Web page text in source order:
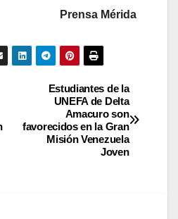
Prensa Mérida
Estudiantes de la
UNEFA de Delta
Amacuro son
favorecidos en la Gran
Misión Venezuela
Joven